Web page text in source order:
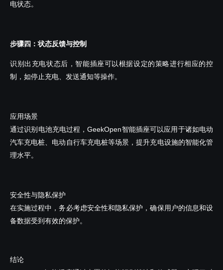
电状态。
步骤四：状态反馈与控制
识别出充电状态后，智能插座可以根据设定的策略进行相应的控
制，如停止充电、发送通知等操作。
应用场景
通过识别电池充电过程，GeekOpen智能插座可以应用于诸如电动
汽车充电桩、电动自行车充电桩等场景，提升充电设施的智能化管
理水平。
安全性与隐私保护
在实施过程中，务必考虑安全性和隐私保护，确保用户的信息和设
备数据受到有效的保护。
结论